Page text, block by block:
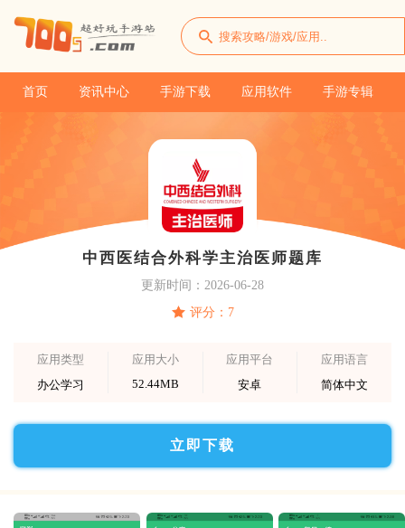
首页 资讯中心 手游下载 应用软件 手游专辑
中西医结合外科学主治医师题库
更新时间：2026-06-28
评分：7
应用类型
办公学习
应用大小
52.44MB
应用平台
安卓
应用语言
简体中文
立即下载